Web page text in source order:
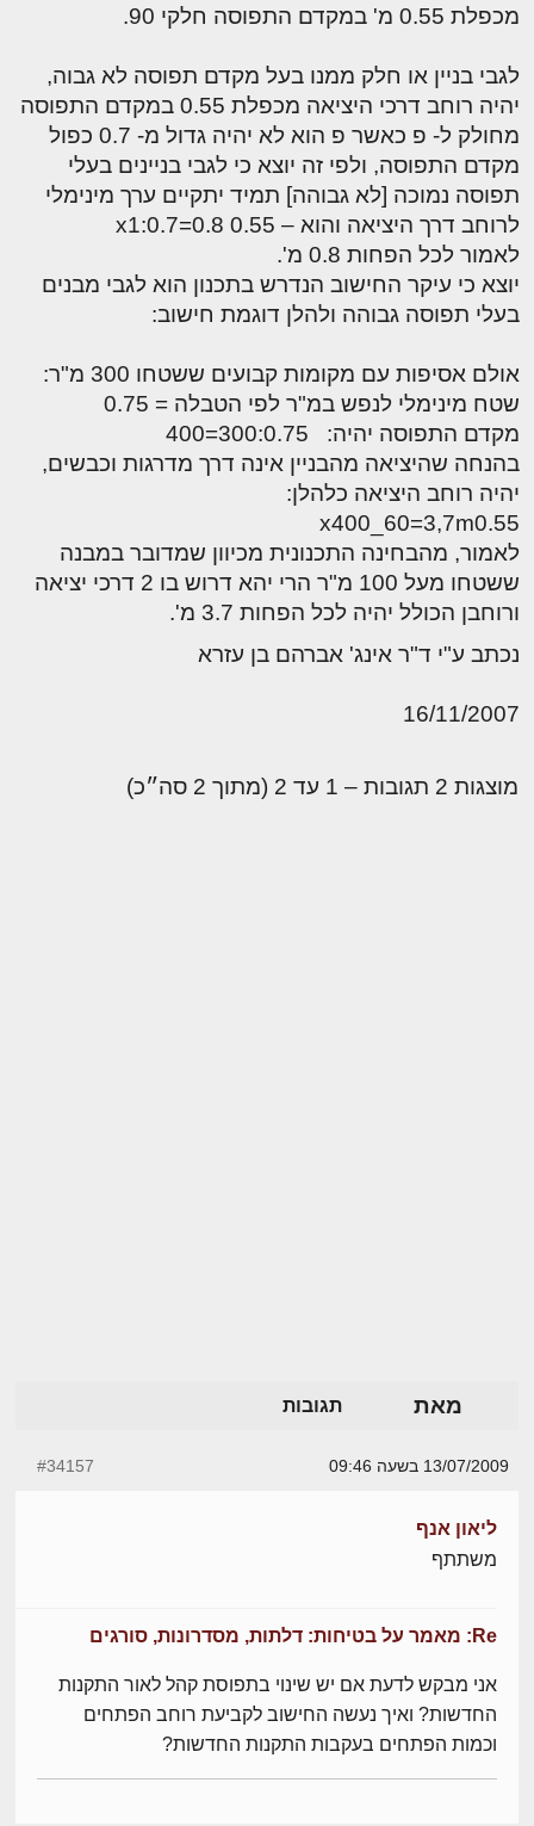
מכפלת 0.55 מ' במקדם התפוסה חלקי 90.
לגבי בניין או חלק ממנו בעל מקדם תפוסה לא גבוה,
יהיה רוחב דרכי היציאה מכפלת 0.55 במקדם התפוסה
מחולק ל- פ כאשר פ הוא לא יהיה גדול מ- 0.7 כפול
מקדם התפוסה, ולפי זה יוצא כי לגבי בניינים בעלי
תפוסה נמוכה [לא גבוהה] תמיד יתקיים ערך מינימלי
לרוחב דרך היציאה והוא – x1:0.7=0.8 0.55
לאמור לכל הפחות 0.8 מ'.
יוצא כי עיקר החישוב הנדרש בתכנון הוא לגבי מבנים
בעלי תפוסה גבוהה ולהלן דוגמת חישוב:
אולם אסיפות עם מקומות קבועים ששטחו 300 מ"ר:
שטח מינימלי לנפש במ"ר לפי הטבלה = 0.75
מקדם התפוסה יהיה: 300:0.75=400
בהנחה שהיציאה מהבניין אינה דרך מדרגות וכבשים,
יהיה רוחב היציאה כלהלן:
x400_60=3,7m0.55
לאמור, מהבחינה התכנונית מכיוון שמדובר במבנה
ששטחו מעל 100 מ"ר הרי יהא דרוש בו 2 דרכי יציאה
ורוחבן הכולל יהיה לכל הפחות 3.7 מ'.
נכתב ע"י ד"ר אינג' אברהם בן עזרא
מוצגות 2 תגובות – 1 עד 2 (מתוך 2 סה״כ)
מאת תגובות
13/07/2009 בשעה 09:46 #34157
ליאון אנף
משתתף
Re: מאמר על בטיחות: דלתות, מסדרונות, סורגים
אני מבקש לדעת אם יש שינוי בתפוסת קהל לאור התקנות
החדשות? ואיך נעשה החישוב לקביעת רוחב הפתחים
וכמות הפתחים בעקבות התקנות החדשות?